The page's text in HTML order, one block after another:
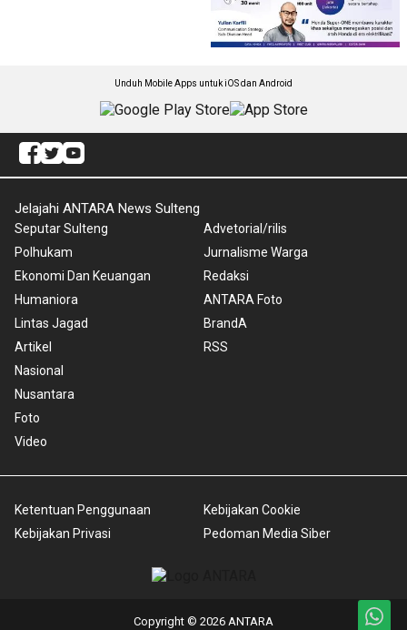
Unduh Mobile Apps untuk iOS dan Android
Jelajahi ANTARA News Sulteng
Seputar Sulteng
Polhukam
Ekonomi Dan Keuangan
Humaniora
Lintas Jagad
Artikel
Nasional
Nusantara
Foto
Video
Advetorial/rilis
Jurnalisme Warga
Redaksi
ANTARA Foto
BrandA
RSS
Ketentuan Penggunaan
Kebijakan Privasi
Kebijakan Cookie
Pedoman Media Siber
Copyright © 2026 ANTARA